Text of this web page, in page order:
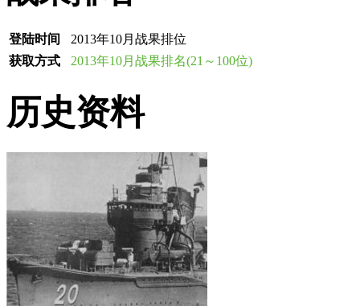
登陆时间
2013年10月战果排位
获取方式
2013年10月战果排名(21～100位)
历史资料